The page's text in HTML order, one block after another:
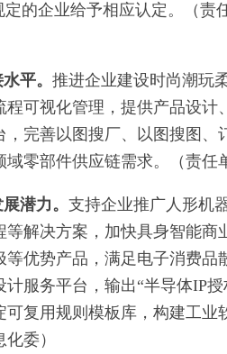
的企业给予相应认定。（
平。 推进企业建设时尚潮玩
可视化管理，提供产品设
，完善以图搜厂、以图搜图
零部件供应链需求。（责任
潜力。 支持企业推广人形机
解决方案，加快具身智能商
优势产品，满足电子消费
服务平台，输出“半导体IP
复用规则模板库，构建工
委）